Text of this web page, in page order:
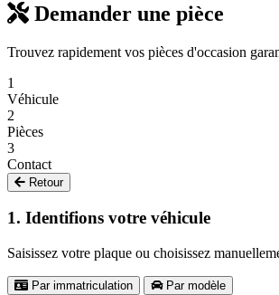
Demander une pièce
Trouvez rapidement vos pièces d'occasion
1
Véhicule
2
Pièces
3
Contact
Retour
1. Identifions votre véhicule
Saisissez votre plaque ou choisissez
Par immatriculation Par modèle